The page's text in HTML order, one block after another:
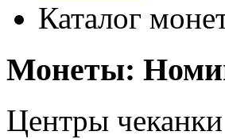
Каталог
Монеты:
Центры